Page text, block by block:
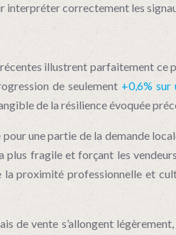
interpréter correctement les
illustrent parfaitement ce
de seulement +0,6% sur
de la résilience évoquée
une partie de la demande
fragile et forçant les
la proximité professionnelle et
de vente s’allongent